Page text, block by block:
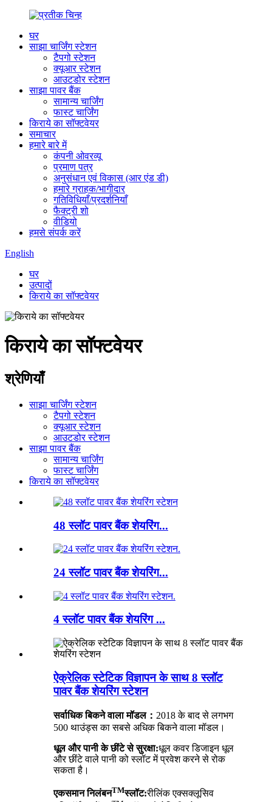
घर
साझा चार्जिंग स्टेशन
टैपगो स्टेशन
क्यूआर स्टेशन
आउटडोर स्टेशन
साझा पावर बैंक
सामान्य चार्जिंग
फास्ट चार्जिंग
किराये का सॉफ्टवेयर
समाचार
हमारे बारे में
कंपनी ओवरव्यू
प्रमाण पत्र
अनुसंधान एवं विकास (आर एंड डी)
हमारे ग्राहक/भागीदार
गतिविधियाँ/प्रदर्शनियाँ
फैक्ट्री शो
वीडियो
हमसे संपर्क करें
English
घर
उत्पादों
किराये का सॉफ्टवेयर
किराये का सॉफ्टवेयर
श्रेणियाँ
साझा चार्जिंग स्टेशन
टैपगो स्टेशन
क्यूआर स्टेशन
आउटडोर स्टेशन
साझा पावर बैंक
सामान्य चार्जिंग
फास्ट चार्जिंग
किराये का सॉफ्टवेयर
48 स्लॉट पावर बैंक शेयरिंग...
24 स्लॉट पावर बैंक शेयरिंग...
4 स्लॉट पावर बैंक शेयरिंग ...
ऐक्रेलिक स्टेटिक विज्ञापन के साथ 8 स्लॉट
पावर बैंक शेयरिंग स्टेशन
सर्वाधिक बिकने वाला मॉडल： 2018 के बाद से लगभग
500 थाउंड्स का सबसे अधिक बिकने वाला मॉडल।
धूल और पानी के छींटे से सुरक्षा:धूल कवर डिजाइन धूल
और छींटे वाले पानी को स्लॉट में प्रवेश करने से रोक
सकता है।
एकसमान निलंबनTMस्लॉट:रीलिंक एक्सक्लूसिव